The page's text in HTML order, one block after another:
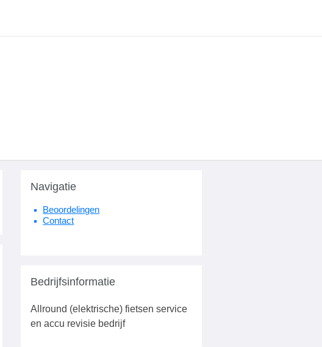
Navigatie
Beoordelingen
Contact
Bedrijfsinformatie
Allround (elektrische) fietsen service
en accu revisie bedrijf